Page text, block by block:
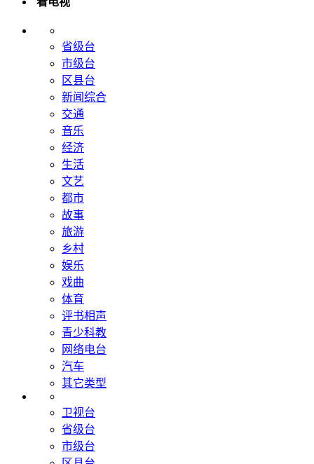
省级台
市级台
区县台
新闻综合
交通
音乐
经济
生活
文艺
都市
故事
旅游
乡村
娱乐
戏曲
体育
评书相声
青少科教
网络电台
汽车
其它类型
卫视台
省级台
市级台